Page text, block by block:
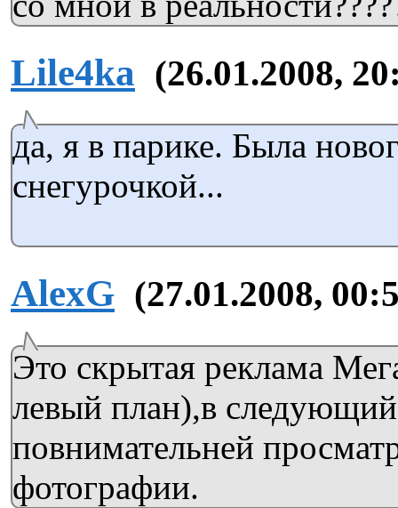
Lile4ka (26.01.2008,
да, я в парике. Была
снегурочкой...
AlexG (27.01.2008,
Это скрытая реклама
левый план),в следующий
повнимательней
фотографии.